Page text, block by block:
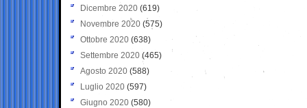
Dicembre 2020 (619)
Novembre 2020 (575)
Ottobre 2020 (638)
Settembre 2020(465)
Agosto 2020 (588)
Luglio 2020 (597)
Giugno 2020 (580)